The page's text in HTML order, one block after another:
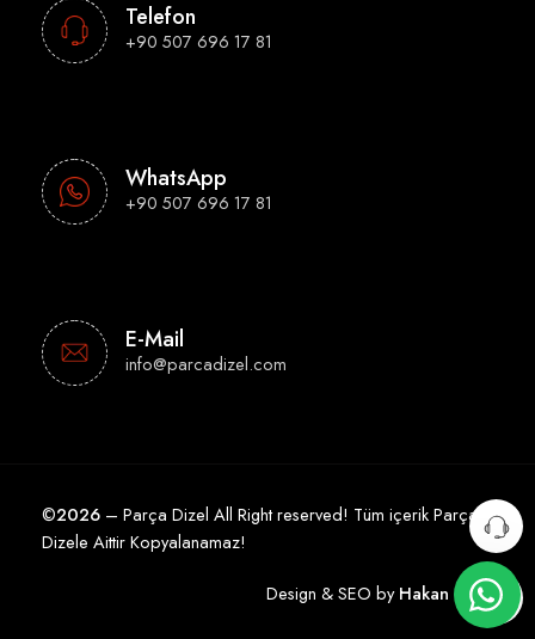
Telefon
+90 507 696 17 81
WhatsApp
+90 507 696 17 81
E-Mail
info@parcadizel.com
©2026 – Parça Dizel All Right reserved! Tüm içerik Parça
Dizele Aittir Kopyalanamaz!
Design & SEO byHakan Çelik